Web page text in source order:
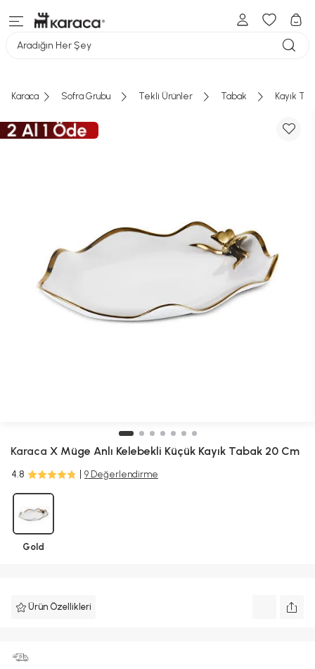
Aradığın Her Şey
Karaca Sofra Grubu Tekli Ürünler Tabak Kayık
Karaca X Müge Anlı Kelebekli Küçük Kayık Tabak 20 Cm
4.8 9 Değerlendirme
Gold
Ürün Özellikleri